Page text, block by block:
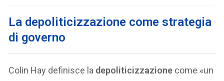
La depoliticizzazione come strategia
di governo
Colin Hay definisce la depoliticizzazione come «un